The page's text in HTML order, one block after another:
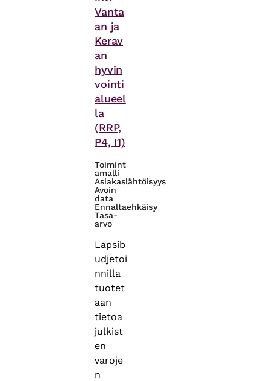
Vanta
an ja
Kerav
an
hyvin
vointi
alueel
la
(RRP,
P4, I1)
Toimint
amalli
Asiakaslähtöisyys
Avoin
data
Ennaltaehkäisy
Tasa-
arvo
Lapsib
udjetoi
nnilla
tuotet
aan
tietoa
julkist
en
varoje
n